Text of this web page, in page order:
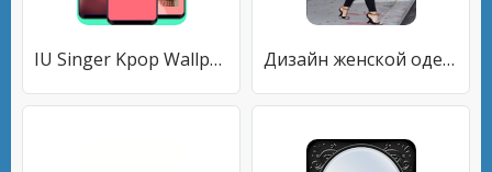
IU Singer Kpop Wallpaper- HD 4K Дизайн женской одежды